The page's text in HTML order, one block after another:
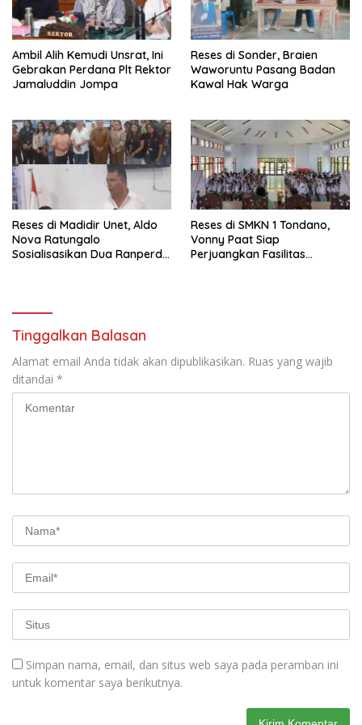
l
a
y
n
g
b
a
n
d
e
l
y
a
n
g
u
)
Ambil Alih Kemudi Unsrat, Ini
Gebrakan Perdana Plt Rektor
Jamaluddin Jompa
Reses di Sonder, Braien
Waworuntu Pasang Badan
Kawal Hak Warga
Reses di Madidir Unet, Aldo
Nova Ratungalo
Sosialisasikan Dua Ranperda
Reses di SMKN 1 Tondano,
Vonny Paat Siap
Perjuangkan Fasilitas
Tinggalkan Balasan
Alamat email Anda tidak akan dipublikasikan. Ruas yang wajib
ditandai *
Simpan nama, email, dan situs web saya pada peramban ini
untuk komentar saya berikutnya.